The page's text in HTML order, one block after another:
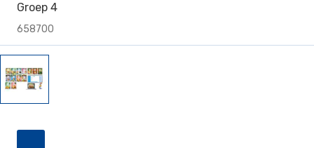
Groep 4
658700